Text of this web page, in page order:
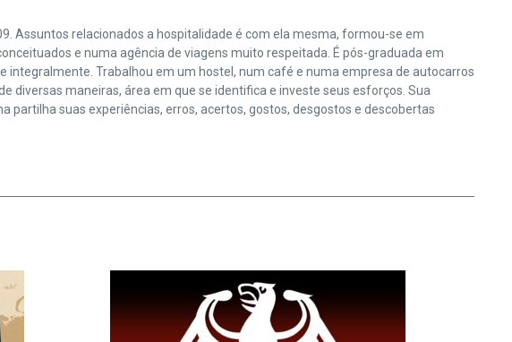
Assuntos relacionados a hospitalidade é com ela mesma, formou-se em
e numa agência de viagens muito respeitada. É pós-graduada em
integralmente. Trabalhou em um hostel, num café e numa empresa de autocarros
diversas maneiras, área em que se identifica e investe seus esforços. Sua
partilha suas experiências, erros, acertos, gostos, desgostos e descobertas